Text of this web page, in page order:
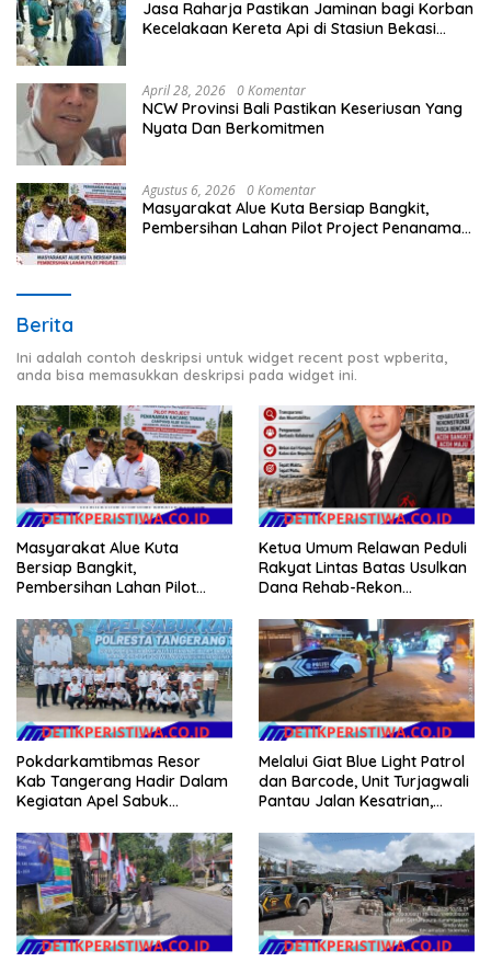
Jasa Raharja Pastikan Jaminan bagi Korban
Kecelakaan Kereta Api di Stasiun Bekasi
April 28, 2026 0 Komentar
NCW Provinsi Bali Pastikan Keseriusan Yang
Nyata Dan Berkomitmen
Agustus 6, 2026 0 Komentar
Masyarakat Alue Kuta Bersiap Bangkit,
Pembersihan Lahan Pilot Project Penanaman
Berita
Ini adalah contoh deskripsi untuk widget recent post wpberita,
anda bisa memasukkan deskripsi pada widget ini.
Masyarakat Alue Kuta
Bersiap Bangkit,
Pembersihan Lahan Pilot
Tanah Dimulai Sabtu
Ketua Umum Relawan Peduli
Rakyat Lintas Batas Usulkan
Dana Rehab-Rekon
Dikelola Langsung
Pemerintah Pusat
Pokdarkamtibmas Resor
Kab Tangerang Hadir Dalam
Kegiatan Apel Sabuk
Tangerang Tahun 2026
Melalui Giat Blue Light Patrol
dan Barcode, Unit Turjagwali
Pantau Jalan Kesatrian,